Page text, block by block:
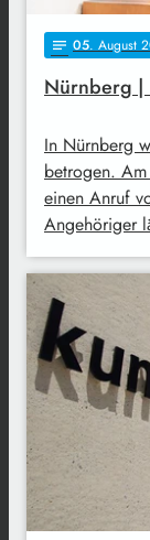
notes 05. August
Nürnberg |
In Nürnberg
betrogen.
einen Anruf
Angehöriger